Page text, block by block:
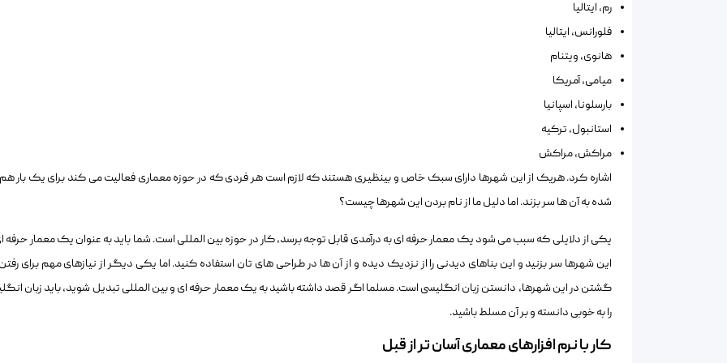
رم، ایتالیا
فلورانس، ایتالیا
هانوی، ویتنام
میامی، آمریکا
بارسلونا، اسپانیا
استانبول، ترکیه
مراکش، مراکش
اشاره کرد. هریک از این شهرها دارای سبک خاص و بینظیری هستند که لازم است هر فردی که در حوزه معماری فعالیت می کند برای یک بار
شده به آن ها سر بزند. اما دلیل ما از نام بردن این شهرها چیست؟
یکی از دلایلی که سبب می شود یک معمار حرفه ای به درآمدی قابل توجه برسد، کار در حوزه بین المللی است. شما باید به عنوان یک معمار حرفه
این شهرها سر بزنید و این بناهای دیدنی را از نزدیک دیده و از آن ها در طراحی های تان استفاده کنید. اما یکی دیگر از نیازهای مهم برای
گشتن در این شهرها، دانستن زبان انگلیسی است. مسلما اگر قصد داشته باشید به یک معمار حرفه ای و بین المللی تبدیل شوید، باید زبان
را به خوبی دانسته و بر آن مسلط باشید.
کار با نرم افزارهای معماری آسان تر از قبل